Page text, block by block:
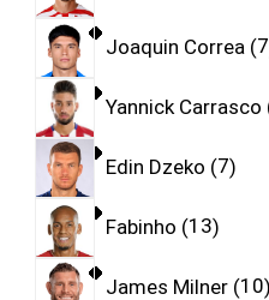
Joaquin Correa 7
Yannick Carrasco
Edin Dzeko 7
Fabinho 13
James Milner 10